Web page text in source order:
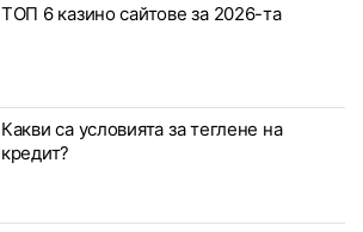
ТОП 6 казино сайтове за 2026-та
Какви са условията за теглене на
кредит?